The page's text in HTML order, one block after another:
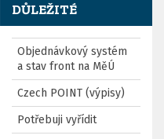
DŮLEŽITÉ
Objednávkový systém
a stav front na MěÚ
Czech POINT (výpisy)
Potřebuji vyřídit